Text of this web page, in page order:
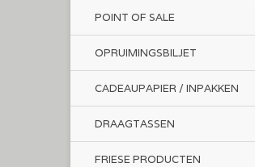
POINT OF SALE
OPRUIMINGSBILJET
CADEAUPAPIER / INPAKKEN
DRAAGTASSEN
FRIESE PRODUCTEN